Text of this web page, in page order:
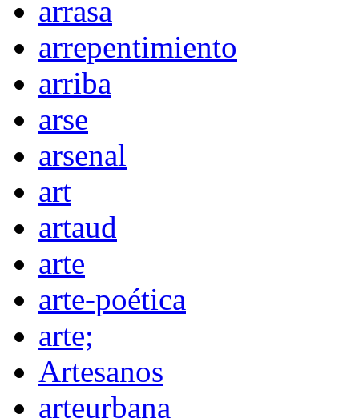
arrasa
arrepentimiento
arriba
arse
arsenal
art
artaud
arte
arte-poética
arte;
Artesanos
arteurbana